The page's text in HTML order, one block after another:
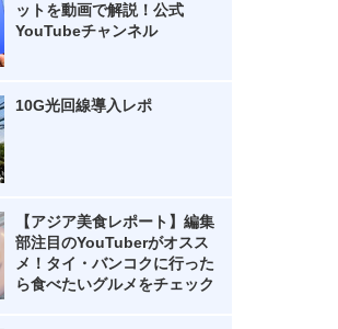
ットを動画で解説！公式
YouTubeチャンネル
10G光回線導入レポ
【アジア美食レポート】編集
部注目のYouTuberがオスス
メ！タイ・バンコクに行った
ら食べたいグルメをチェック